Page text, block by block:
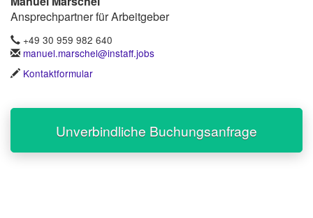
Ansprechpartner für Arbeitgeber
+49 30 959 982 640
manuel.marschel@instaff.jobs
Kontaktformular
Unverbindliche Buchungsanfrage